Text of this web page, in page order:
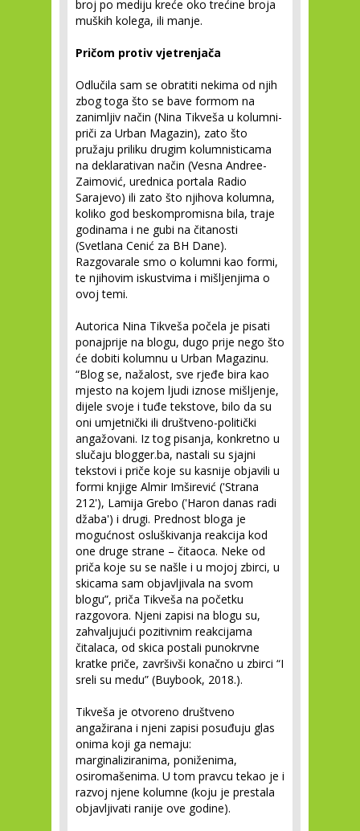
broj po mediju kreće oko trećine broja
muških kolega, ili manje.
Pričom protiv vjetrenjača
Odlučila sam se obratiti nekima od njih
zbog toga što se bave formom na
zanimljiv način (Nina Tikveša u kolumni-
priči za Urban Magazin), zato što
pružaju priliku drugim kolumnisticama
na deklarativan način (Vesna Andree-
Zaimović, urednica portala Radio
Sarajevo) ili zato što njihova kolumna,
koliko god beskompromisna bila, traje
godinama i ne gubi na čitanosti
(Svetlana Cenić za BH Dane).
Razgovarale smo o kolumni kao formi,
te njihovim iskustvima i mišljenjima o
ovoj temi.
Autorica Nina Tikveša počela je pisati
ponajprije na blogu, dugo prije nego što
će dobiti kolumnu u Urban Magazinu.
“Blog se, nažalost, sve rjeđe bira kao
mjesto na kojem ljudi iznose mišljenje,
dijele svoje i tuđe tekstove, bilo da su
oni umjetnički ili društveno-politički
angažovani. Iz tog pisanja, konkretno u
slučaju blogger.ba, nastali su sjajni
tekstovi i priče koje su kasnije objavili u
formi knjige Almir Imširević ('Strana
212'), Lamija Grebo ('Haron danas radi
džaba') i drugi. Prednost bloga je
mogućnost osluškivanja reakcija kod
one druge strane – čitaoca. Neke od
priča koje su se našle i u mojoj zbirci, u
skicama sam objavljivala na svom
blogu”, priča Tikveša na početku
razgovora. Njeni zapisi na blogu su,
zahvaljujući pozitivnim reakcijama
čitalaca, od skica postali punokrvne
kratke priče, završivši konačno u zbirci “I
sreli su medu” (Buybook, 2018.).
Tikveša je otvoreno društveno
angažirana i njeni zapisi posuđuju glas
onima koji ga nemaju:
marginaliziranima, poniženima,
osiromašenima. U tom pravcu tekao je i
razvoj njene kolumne (koju je prestala
objavljivati ranije ove godine).